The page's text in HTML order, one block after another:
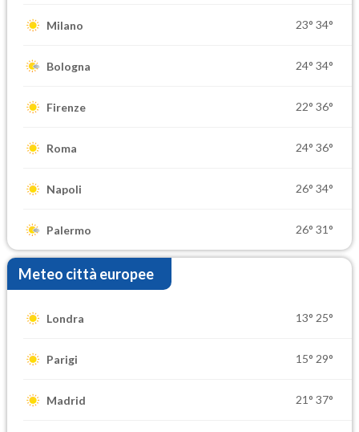
Milano 23° 34°
Bologna 24° 34°
Firenze 22° 36°
Roma 24° 36°
Napoli 26° 34°
Palermo 26° 31°
Meteo città europee
Londra 13° 25°
Parigi 15° 29°
Madrid 21° 37°